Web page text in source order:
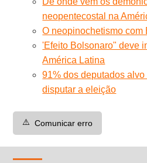
neopentecostal na
O neopinochetismo com
'Efeito Bolsonaro" deve
América Latina
91% dos deputados
disputar a eleição
⚠️ Comunicar erro